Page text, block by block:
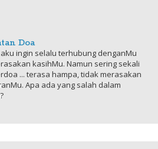
Doa
aku ingin selalu terhubung denganMu
kasihMu. Namun sering sekali
... terasa hampa, tidak merasakan
Apa ada yang salah dalam